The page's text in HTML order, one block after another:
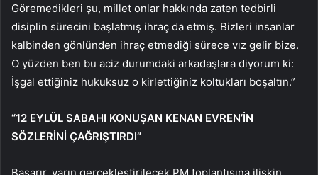
Göremedikleri şu, millet onlar hakkında zaten tedbirli
disiplin sürecini başlatmış ihraç da etmiş. Bizleri insanlar
kalbinden gönlünden ihraç etmediği sürece vız gelir bize.
O yüzden ben bu aciz durumdaki arkadaşlara diyorum ki:
İşgal ettiğiniz hukuksuz o kirlettiğiniz koltukları boşaltın.”
“12 EYLÜL SABAHI KONUŞAN KENAN EVREN’İN
SÖZLERİNİ ÇAĞRIŞTIRDI”